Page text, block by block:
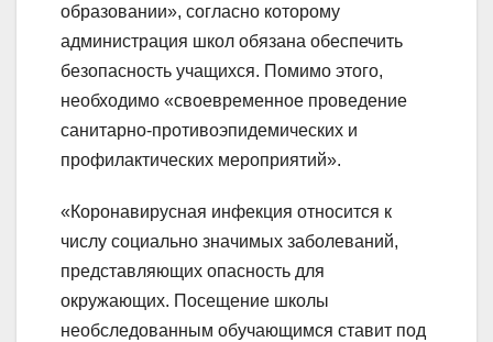
образовании», согласно которому
администрация школ обязана обеспечить
безопасность учащихся. Помимо этого,
необходимо «своевременное проведение
санитарно-противоэпидемических и
профилактических мероприятий».
«Коронавирусная инфекция относится к
числу социально значимых заболеваний,
представляющих опасность для
окружающих. Посещение школы
необследованным обучающимся ставит под